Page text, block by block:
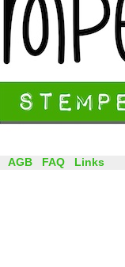
AGB FAQ Links